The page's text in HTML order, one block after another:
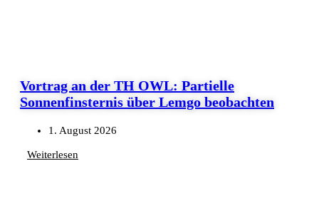
Vortrag an der TH OWL: Partielle
Sonnenfinsternis über Lemgo beobachten
1. August 2026
Weiterlesen